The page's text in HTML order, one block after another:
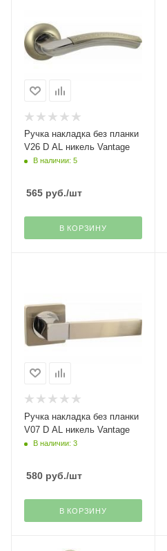
Ручка накладка без планки
V26 D AL никель Vantage
В наличии: 5
565 руб./шт
В КОРЗИНУ
Ручка накладка без планки
V07 D AL никель Vantage
В наличии: 3
580 руб./шт
В КОРЗИНУ